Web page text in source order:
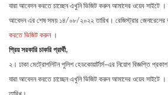
যারা আবেদন করতে চাচ্ছেন এখুনি ভিজিট করুন আমাদের ওয়েব
আবেদন এর শেষ সময় ১৪/০৮/২০২২ তারিখ। রেজিস্ট্রার জেনারেলের
করতে ভিজিট করুন।
প্রিয় সরকারি চাকরি প্রার্থী,
২। ঢাকা মেট্রোপলিটন পুলিশ হেডকোয়ার্টার্স-এর নিয়োগ বিজ্ঞপ্তি
যারা আবেদন করতে চাচ্ছেন এখুনি ভিজিট করুন আমাদের ওয়েব